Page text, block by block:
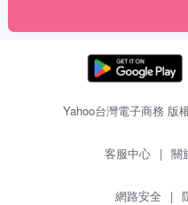
Yahoo台灣電子商務 版
客服中心 | 關
網路安全 |